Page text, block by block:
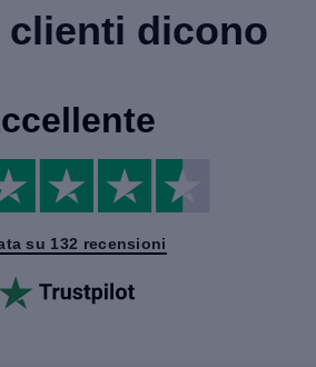
clienti dicono
su 132 recensioni